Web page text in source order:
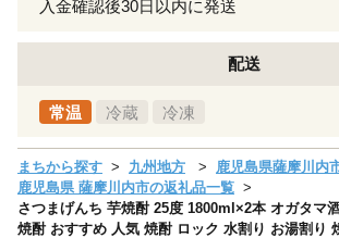
入金確認後30日以内に発送
配送
常温 冷蔵 冷凍
まちから探す 九州地方
鹿児島県薩摩川内
鹿児島県 薩摩川内市の返礼品一覧
さつまげんち 芋焼酎 25度 1800ml×2本 オガタマ
焼酎 おすすめ 人気 焼酎 ロック 水割り お湯割り